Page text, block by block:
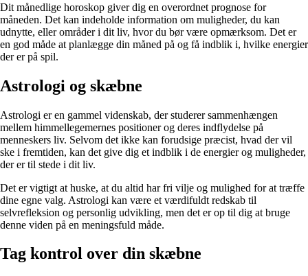
Dit månedlige horoskop giver dig en overordnet prognose for
måneden. Det kan indeholde information om muligheder, du kan
udnytte, eller områder i dit liv, hvor du bør være opmærksom. Det er
en god måde at planlægge din måned på og få indblik i, hvilke energier
der er på spil.
Astrologi og skæbne
Astrologi er en gammel videnskab, der studerer sammenhængen
mellem himmellegemernes positioner og deres indflydelse på
menneskers liv. Selvom det ikke kan forudsige præcist, hvad der vil
ske i fremtiden, kan det give dig et indblik i de energier og muligheder,
der er til stede i dit liv.
Det er vigtigt at huske, at du altid har fri vilje og mulighed for at træffe
dine egne valg. Astrologi kan være et værdifuldt redskab til
selvrefleksion og personlig udvikling, men det er op til dig at bruge
denne viden på en meningsfuld måde.
Tag kontrol over din skæbne